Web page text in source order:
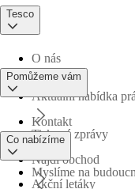
Tesco
O nás
Aktuální nabídka
Tiskové zprávy
Myslíme na
Pomůžeme vám
Kontakt
Najdi obchod
Co nabízíme
Akční letáky